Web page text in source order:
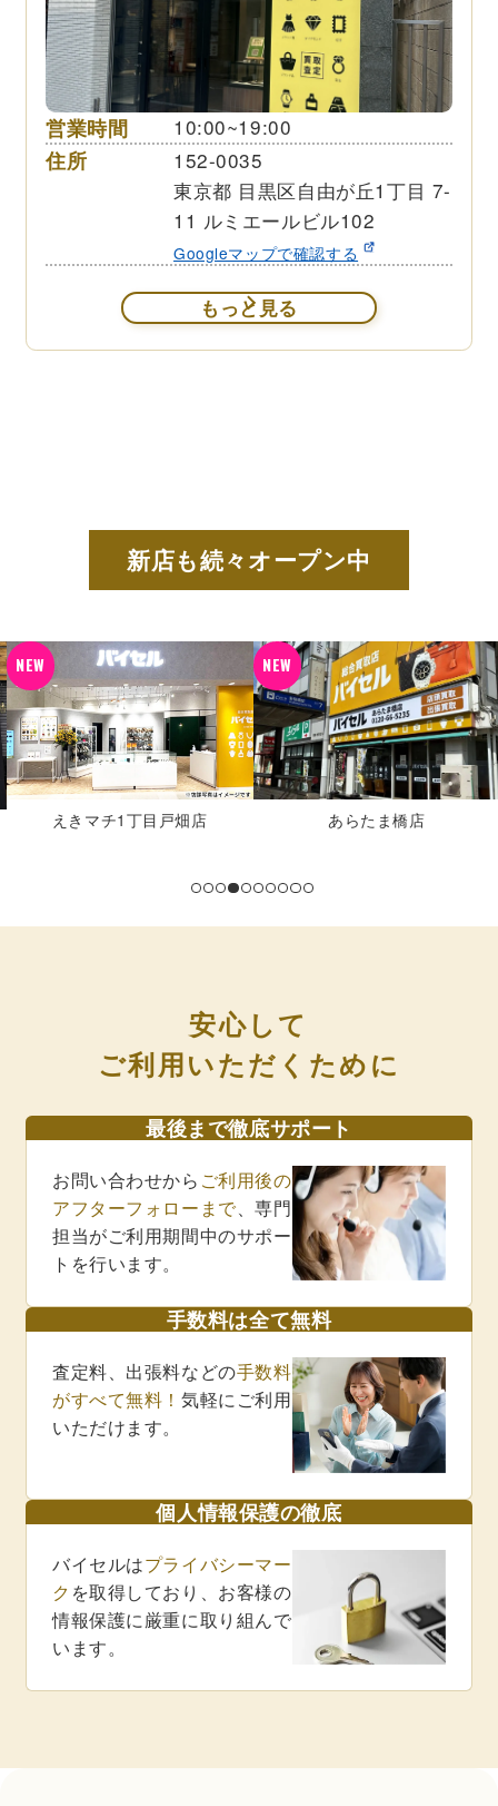
営業時間 10:00~19:00
住所
152-0035
東京都 目黒区自由が丘1丁目 7-
11 ルミエールビル102
Googleマップで確認する
もっと見る
新店も続々オープン中
NEW
あらたま橋店
NEW
安心して
ご利用いただくために
最後まで徹底サポート
お問い合わせから ご利用後の
アフターフォローまで、専門
担当がご利用期間中のサポー
トを行います。
手数料は全て無料
査定料、出張料などの手数料
がすべて無料！ 気軽にご利用
いただけます。
個人情報保護の徹底
バイセルはプライバシーマー
ク を取得しており、お客様の
情報保護に厳重に取り組んで
います。